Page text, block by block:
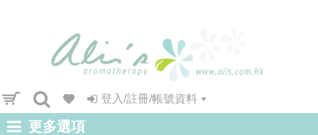
登入/註冊/帳號資料
更多選項